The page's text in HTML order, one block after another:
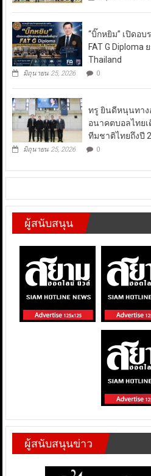
“บิ๊กหยิม” เปิดอ
FAT G
Thailand
มิถุนายน 25, 2026 0
ทรู ยินดีหนุนทาง
อนาคตบอลไทย
ทีมชาติไทยถึงปี
มิถุนายน 25, 2026 0
ผู้สนับสนุน
ผู้สนับสนุนข่าว